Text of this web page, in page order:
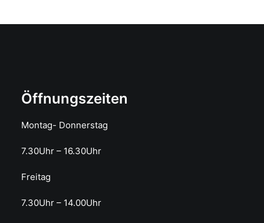
Öffnungszeiten
Montag- Donnerstag
7.30Uhr – 16.30Uhr
Freitag
7.30Uhr – 14.00Uhr